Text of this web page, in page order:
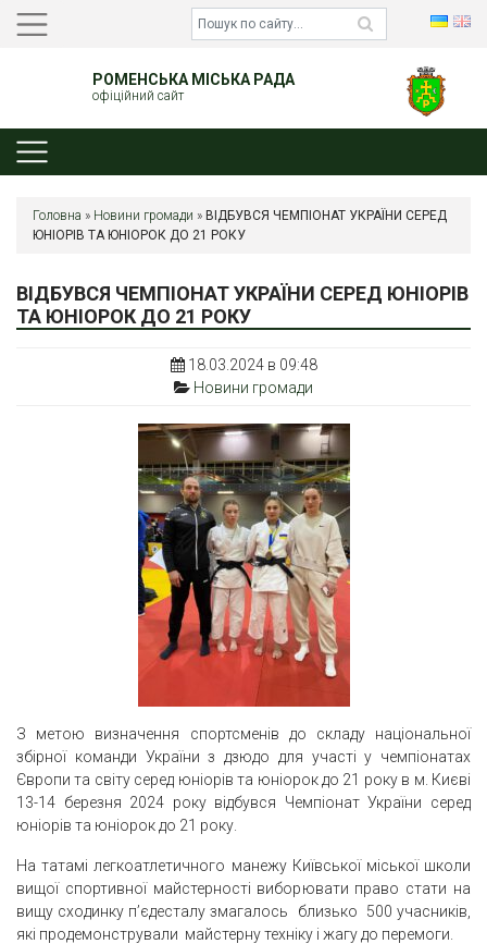
РОМЕНСЬКА МІСЬКА РАДА
офіційний сайт
Головна » Новини громади » ВІДБУВСЯ ЧЕМПІОНАТ УКРАЇНИ СЕРЕД
ЮНІОРІВ ТА ЮНІОРОК ДО 21 РОКУ
ВІДБУВСЯ ЧЕМПІОНАТ УКРАЇНИ СЕРЕД ЮНІОРІВ
ТА ЮНІОРОК ДО 21 РОКУ
18.03.2024 в 09:48
Новини громади
З метою визначення спортсменів до складу національної
збірної команди України з дзюдо для участі у чемпіонатах
Європи та світу серед юніорів та юніорок до 21 року в м. Києві
13-14 березня 2024 року відбувся Чемпіонат України серед
юніорів та юніорок до 21 року.
На татамі легкоатлетичного манежу Київської міської школи
вищої спортивної майстерності виборювати право стати на
вищу сходинку п’єдесталу змагалось близько 500 учасників,
які продемонстрували майстерну техніку і жагу до перемоги.